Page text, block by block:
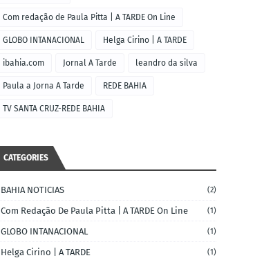
Com redação de Paula Pitta | A TARDE On Line
GLOBO INTANACIONAL Helga Cirino | A TARDE
ibahia.com Jornal A Tarde leandro da silva
Paula a Jorna A Tarde REDE BAHIA
TV SANTA CRUZ-REDE BAHIA
CATEGORIES
BAHIA NOTICIAS (2)
Com Redação De Paula Pitta | A TARDE On Line (1)
GLOBO INTANACIONAL (1)
Helga Cirino | A TARDE (1)